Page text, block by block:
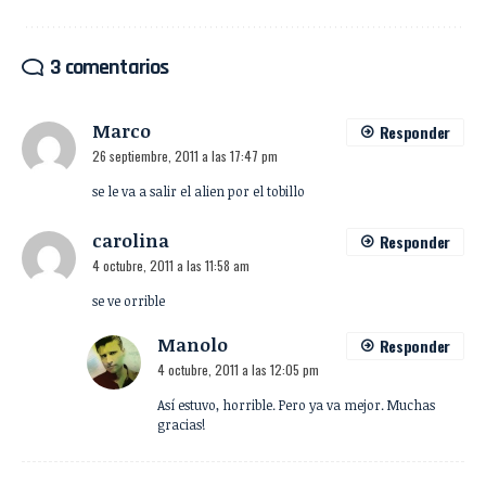
3 comentarios
Marco
26 septiembre, 2011 a las 17:47 pm
se le va a salir el alien por el tobillo
Responder
carolina
4 octubre, 2011 a las 11:58 am
se ve orrible
Responder
Manolo
4 octubre, 2011 a las 12:05 pm
Así estuvo, horrible. Pero ya va mejor. Muchas
gracias!
Responder